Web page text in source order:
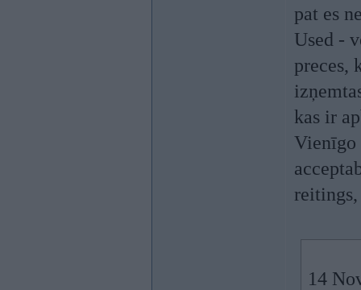
pat es
Used -
preces,
kas ir
Vienīgo
14